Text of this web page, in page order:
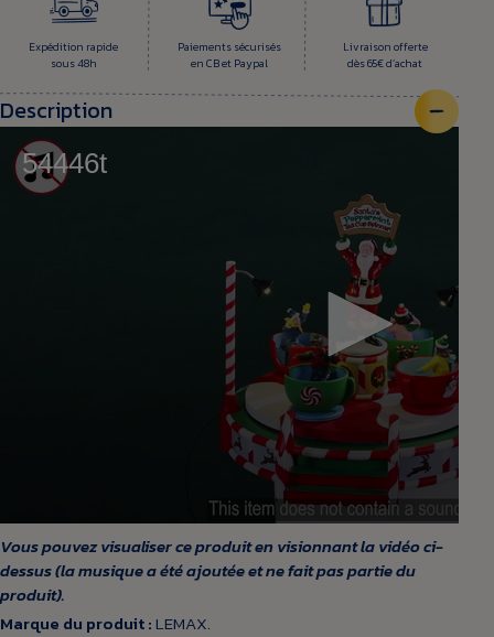
Expédition rapide
sous 48h
Paiements sécurisés
en CB et Paypal
Livraison offerte
dès 65€ d’achat
Description
Vous pouvez visualiser ce produit en visionnant la vidéo ci-
dessus(la musique a été ajoutée et ne fait pas partie du
produit).
Marque du produit :LEMAX.